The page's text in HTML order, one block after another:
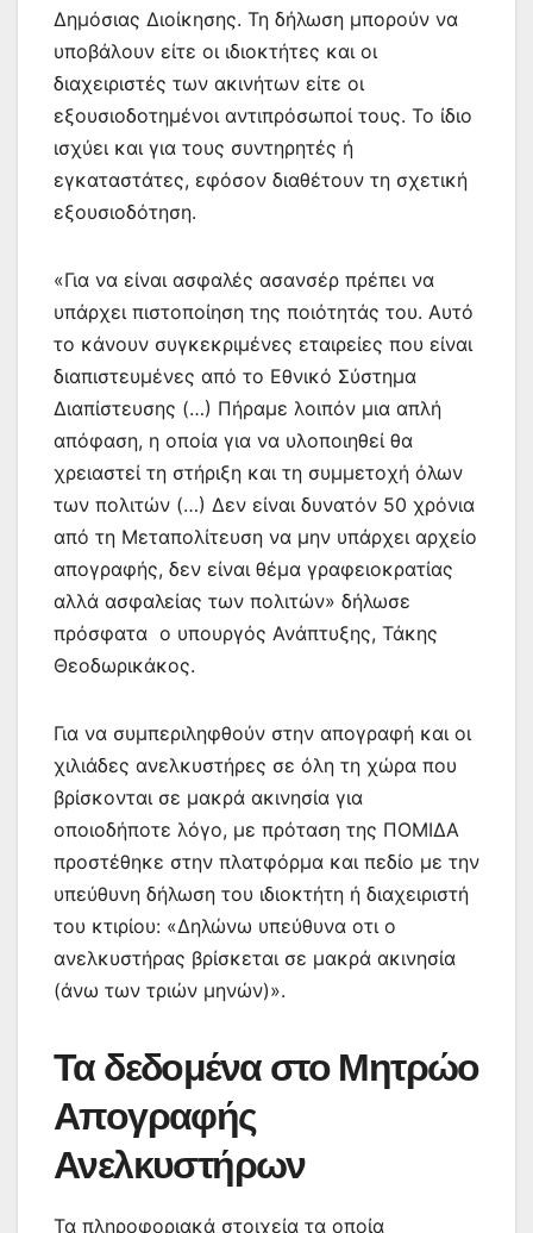
Δημόσιας Διοίκησης. Τη δήλωση μπορούν να
υποβάλουν είτε οι ιδιοκτήτες και οι
διαχειριστές των ακινήτων είτε οι
εξουσιοδοτημένοι αντιπρόσωποί τους. Το ίδιο
ισχύει και για τους συντηρητές ή
εγκαταστάτες, εφόσον διαθέτουν τη σχετική
εξουσιοδότηση.
«Για να είναι ασφαλές ασανσέρ πρέπει να
υπάρχει πιστοποίηση της ποιότητάς του. Αυτό
το κάνουν συγκεκριμένες εταιρείες που είναι
διαπιστευμένες από το Εθνικό Σύστημα
Διαπίστευσης (…) Πήραμε λοιπόν μια απλή
απόφαση, η οποία για να υλοποιηθεί θα
χρειαστεί τη στήριξη και τη συμμετοχή όλων
των πολιτών (…) Δεν είναι δυνατόν 50 χρόνια
από τη Μεταπολίτευση να μην υπάρχει αρχείο
απογραφής, δεν είναι θέμα γραφειοκρατίας
αλλά ασφαλείας των πολιτών» δήλωσε
πρόσφατα ο υπουργός Ανάπτυξης, Τάκης
Θεοδωρικάκος.
Για να συμπεριληφθούν στην απογραφή και οι
χιλιάδες ανελκυστήρες σε όλη τη χώρα που
βρίσκονται σε μακρά ακινησία για
οποιοδήποτε λόγο, με πρόταση της ΠΟΜΙΔΑ
προστέθηκε στην πλατφόρμα και πεδίο με την
υπεύθυνη δήλωση του ιδιοκτήτη ή διαχειριστή
του κτιρίου: «Δηλώνω υπεύθυνα οτι ο
ανελκυστήρας βρίσκεται σε μακρά ακινησία
(άνω των τριών μηνών)».
Τα δεδομένα στο Μητρώο
Απογραφής
Ανελκυστήρων
Τα πληροφοριακά στοιχεία τα οποία